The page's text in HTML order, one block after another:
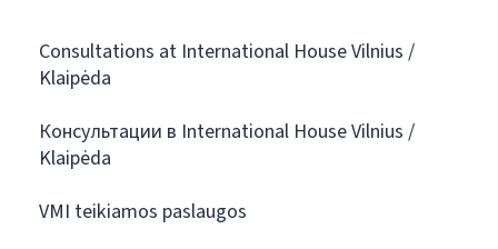
Consultations at International House Vilnius /
Klaipėda
Консультации в International House Vilnius /
Klaipėda
VMI teikiamos paslaugos